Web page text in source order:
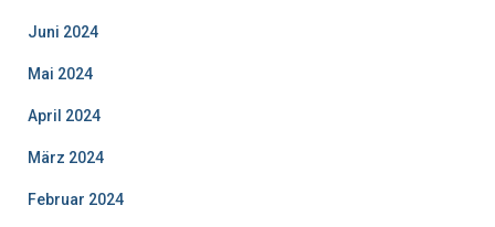
Juni 2024
Mai 2024
April 2024
März 2024
Februar 2024